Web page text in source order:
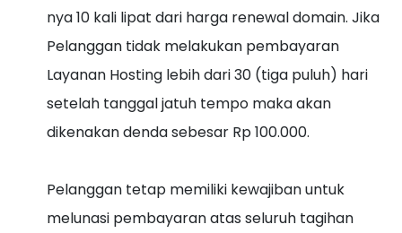
nya 10 kali lipat dari harga renewal domain. Jika
Pelanggan tidak melakukan pembayaran
Layanan Hosting lebih dari 30 (tiga puluh) hari
setelah tanggal jatuh tempo maka akan
dikenakan denda sebesar Rp 100.000.
Pelanggan tetap memiliki kewajiban untuk
melunasi pembayaran atas seluruh tagihan